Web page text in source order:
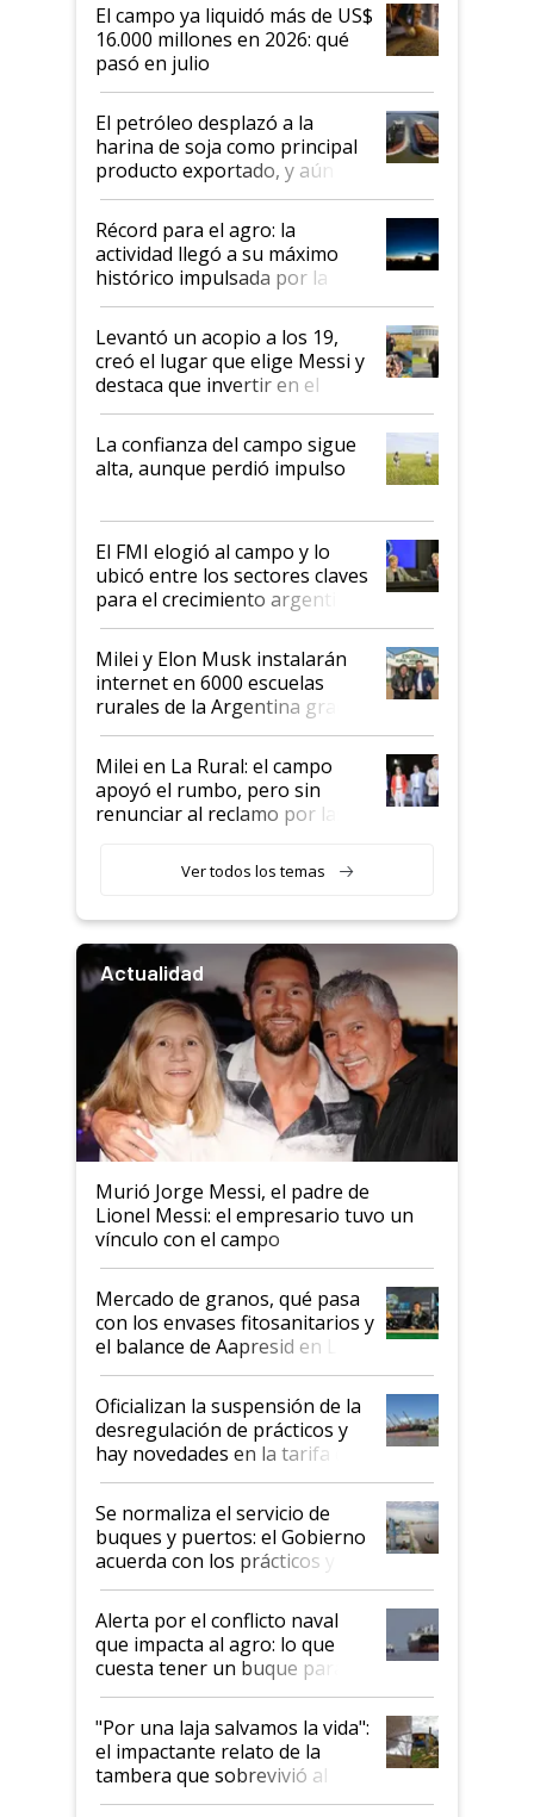
El campo ya liquidó más de US$
16.000 millones en 2026: qué
pasó en julio
El petróleo desplazó a la
harina de soja como principal
producto exportado, y aún así
el agro aportó casi seis de cada
diez dólares y sostuvo el
liderazgo en un semestre
récord
Récord para el agro: la
actividad llegó a su máximo
histórico impulsada por la
cosecha y las exportaciones
Levantó un acopio a los 19,
creó el lugar que elige Messi y
destaca que invertir en el
kirchnerismo era como "darle
plata a un hijo para droga":
Juan Félix Rossetti, el libertario
que de una dura crisis salió
de Milei
La confianza del campo sigue
alta, aunque perdió impulso
El FMI elogió al campo y lo
ubicó entre los sectores claves
para el crecimiento argentino
Milei y Elon Musk instalarán
internet en 6000 escuelas
rurales de la Argentina gracias
a un acuerdo con Starlink
Milei en La Rural: el campo
apoyó el rumbo, pero sin
renunciar al reclamo por las
Ver todos los temas
Actualidad
Murió Jorge Messi, el padre de
Lionel Messi: el empresario tuvo un
vínculo con el campo
Mercado de granos, qué pasa
con los envases fitosanitarios y
el balance de Aapresid en La
Posta
Oficializan la suspensión de la
desregulación de prácticos y
hay novedades en la tarifa de
la hidrovía
Se normaliza el servicio de
buques y puertos: el Gobierno
acuerda con los prácticos y
suspende el decreto de
desregulación
Alerta por el conflicto naval
que impacta al agro: lo que
cuesta tener un buque parado
y el peligro de que Argentina
pase a ser "país sucio"
"Por una laja salvamos la vida":
el impactante relato de la
tambera que sobrevivió al
tornado